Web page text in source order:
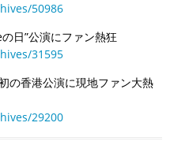
50986
日”公演にファン熱狂
31595
の香港公演に現地ファン大熱
29200